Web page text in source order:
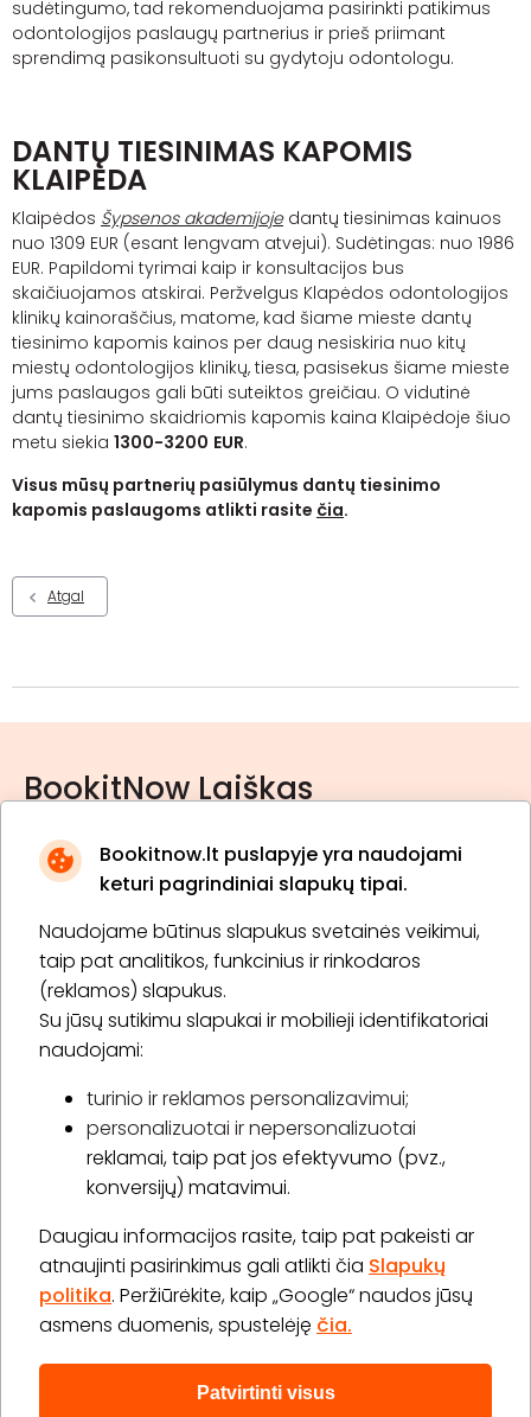
Bookitnow.lt puslapyje yra naudojami
keturi pagrindiniai slapukų tipai.
Naudojame būtinus slapukus svetainės veikimui,
taip pat analitikos, funkcinius ir rinkodaros
(reklamos) slapukus.
Su jūsų sutikimu slapukai ir mobilieji identifikatoriai
naudojami:
turinio ir reklamos personalizavimui;
personalizuotai ir nepersonalizuotai
reklamai, taip pat jos efektyvumo (pvz.,
konversijų) matavimui.
Daugiau informacijos rasite, taip pat pakeisti ar
atnaujinti pasirinkimus gali atlikti čia Slapukų
politika. Peržiūrėkite, kaip „Google“ naudos jūsų
asmens duomenis, spustelėję čia.
Patvirtinti visus
sudėtingumo, tad rekomenduojama pasirinkti patikimus
odontologijos paslaugų partnerius ir prieš priimant
sprendimą pasikonsultuoti su gydytoju odontologu.
DANTŲ TIESINIMAS KAPOMIS
KLAIPĖDA
Klaipėdos Šypsenos akademijojedantų tiesinimas kainuos
nuo 1309 EUR (esant lengvam atvejui). Sudėtingas: nuo 1986
EUR. Papildomi tyrimai kaip ir konsultacijos bus
skaičiuojamos atskirai. Peržvelgus Klapėdos odontologijos
klinikų kainoraščius, matome, kad šiame mieste dantų
tiesinimo kapomis kainos per daug nesiskiria nuo kitų
miestų odontologijos klinikų, tiesa, pasisekus šiame mieste
jums paslaugos gali būti suteiktos greičiau. O vidutinė
dantų tiesinimo skaidriomis kapomis kaina Klaipėdoje šiuo
metu siekia 1300-3200 EUR.
Visus mūsų partnerių pasiūlymus dantų tiesinimo
kapomis paslaugoms atlikti rasite čia.
Atgal
BookitNow Laiškas
* Susipažinau su privatumo politika
Prenumeruoti
Apie „BookitNow“
Informacija
„GERA DOVANA“ GRUPĖ